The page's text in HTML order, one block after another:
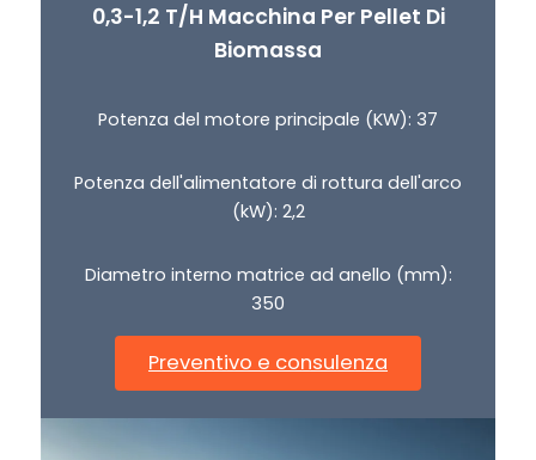
0,3-1,2 T/H Macchina Per Pellet Di
Biomassa
Potenza del motore principale (KW): 37
Potenza dell'alimentatore di rottura dell'arco
(kW): 2,2
Diametro interno matrice ad anello (mm):
350
Preventivo e consulenza